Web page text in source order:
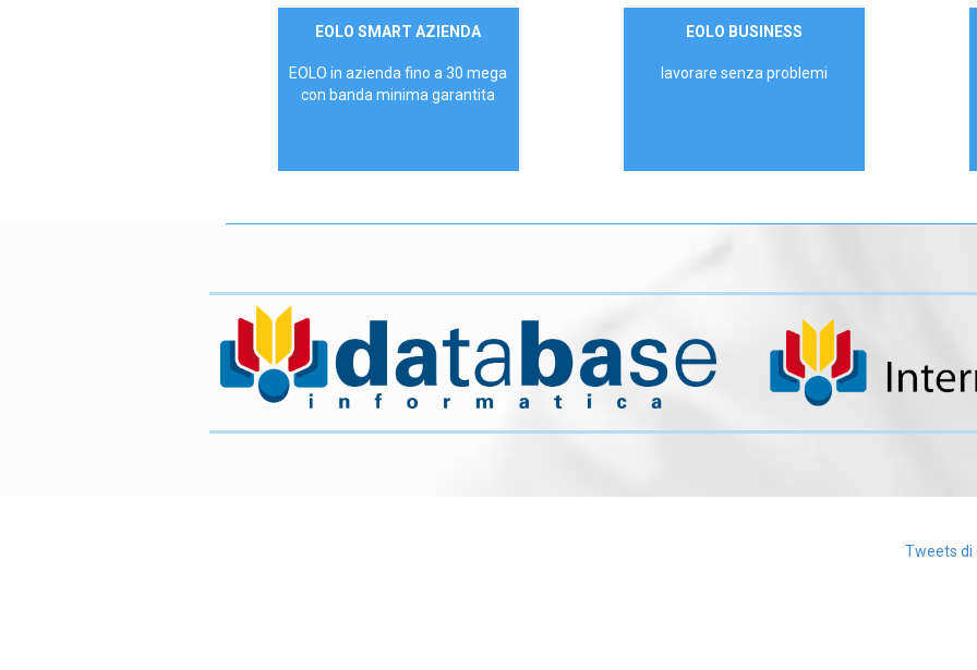
Contattaci
EOLO SMART AZIENDA
EOLO in azienda fino a 30 mega
con banda minima garantita
ContattaciEOLO BUSINESS
lavorare senza problemi
Tweets di